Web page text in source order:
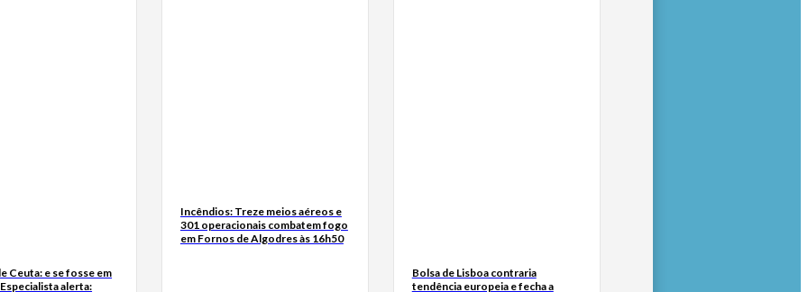
Ceuta: e se fosse em
alerta:
Incêndios: Treze meios aéreos e
301 operacionais combatem fogo
em Fornos de Algodres às 16h50
Bolsa de Lisboa contraria
tendência europeia e fecha a